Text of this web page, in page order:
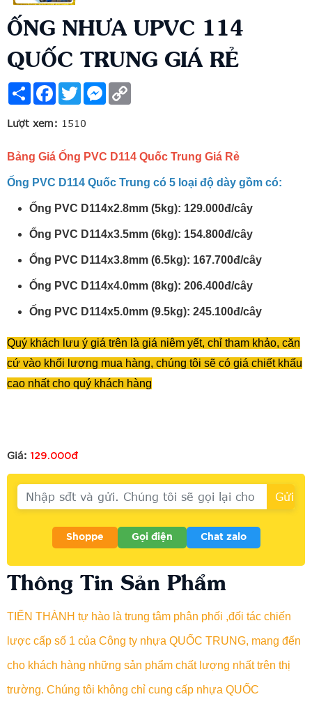
ỐNG NHƯA UPVC 114
QUỐC TRUNG GIÁ RẺ
ShareFacebook
TwitterMessenger
Lượt xem: 1510
Bảng Giá Ống PVC D114 Quốc Trung Giá Rẻ
Ống PVC D114 Quốc Trung có 5 loại độ dày gồm có:
Ống PVC D114x2.8mm (5kg): 129.000đ/cây
Ống PVC D114x3.5mm (6kg): 154.800đ/cây
Ống PVC D114x3.8mm (6.5kg): 167.700đ/cây
Ống PVC D114x4.0mm (8kg): 206.400đ/cây
Ống PVC D114x5.0mm (9.5kg): 245.100đ/cây
Quý khách lưu ý giá trên là giá niêm yết, chỉ tham khảo, căn
cứ vào khối lượng mua hàng, chúng tôi sẽ có giá chiết khấu
cao nhất cho quý khách hàng
Giá: 129.000đ
Shoppe Gọi điện Chat zalo
Thông Tin Sản Phẩm
TIẾN THÀNH tự hào là trung tâm phân phối ,đối tác chiến
lược cấp số 1 của Công ty nhựa QUỐC TRUNG, mang đến
cho khách hàng những sản phẩm chất lượng nhất trên thị
trường. Chúng tôi không chỉ cung cấp nhựa QUỐC